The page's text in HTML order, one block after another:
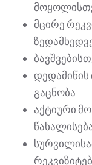
მცირე
დედამიწის
გაცნობა
აქტიური